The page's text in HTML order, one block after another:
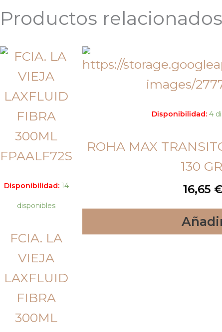
Productos relacionados
Disponibilidad: 14
disponibles
FCIA. LA
VIEJA
LAXFLUID
FIBRA
300ML
Disponibilidad: 4
ROHA MAX
130
16,65